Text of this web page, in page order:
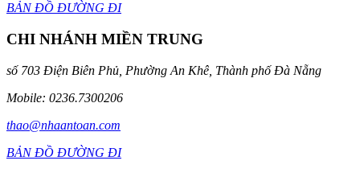
BẢN ĐỒ ĐƯỜNG ĐI
CHI NHÁNH MIỀN TRUNG
số 703 Điện Biên Phủ, Phường An Khê, Thành phố Đà Nẵng
Mobile: 0236.7300206
thao@nhaantoan.com
BẢN ĐỒ ĐƯỜNG ĐI